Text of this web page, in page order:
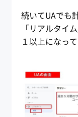
続いてUAでも
「リアルタイ
１以上になっ